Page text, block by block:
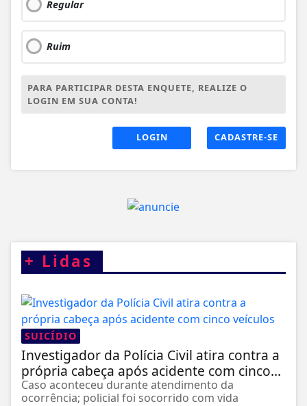
Regular
Ruim
PARA PARTICIPAR DESTA ENQUETE, REALIZE O
LOGIN EM SUA CONTA!
LOGIN CADASTRE-SE
+ Lidas
SUICÍDIO
Investigador da Polícia Civil atira contra a
própria cabeça após acidente com cinco...
Caso aconteceu durante atendimento da
ocorrência; policial foi socorrido com vida